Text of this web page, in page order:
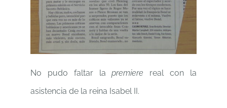
No pudo faltar lapremiere real con la
asistencia de la reina Isabel II.